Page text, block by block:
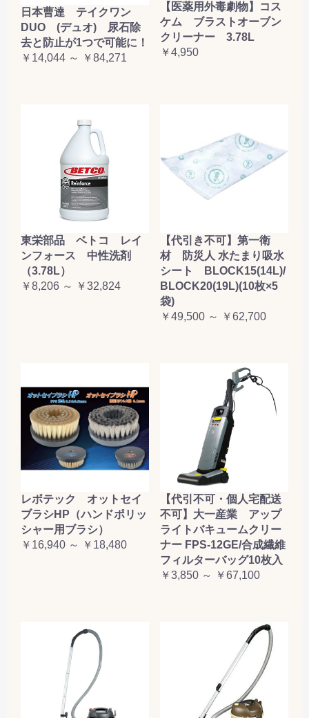
日本曹達 テイクワン
DUO (デュオ) 尿石除
去と防止が1つで可能に！
￥14,044 ～ ￥84,271
【医薬用外毒劇物】コス
ケム ブラストオーブン
クリーナー 3.78L
￥4,950
東栄部品 ベトコ レイ
ンフォース 中性洗剤
（3.78L）
￥8,206 ～ ￥32,824
【代引き不可】第一衛
材 防災人 水たまり吸水
シート BLOCK15(14L)/
BLOCK20(19L)(10枚×5
袋)
￥49,500 ～ ￥62,700
レボテック オットセイ
ブラシHP（ハンドポリッ
シャー用ブラシ）
￥16,940 ～ ￥18,480
【代引不可・個人宅配送
不可】大一産業 アップ
ライトバキュームクリー
ナー FPS-12GE/合成繊維
フィルターバッグ10枚入
￥3,850 ～ ￥67,100